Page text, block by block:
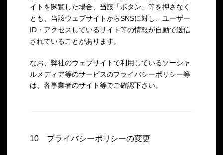
イトを閲覧した場合、当該「ボタン」等を押さなく
とも、当該ウェブサイトからSNSに対し、ユーザー
ID・アクセスしているサイト等の情報が自動で送信
されていることがあります。
なお、弊社のウェブサイトで利用しているソーシャ
ルメディア等のサービスのプライバシーポリシー等
は、各事業者のサイト等でご確認下さい。
10 プライバシーポリシーの変更